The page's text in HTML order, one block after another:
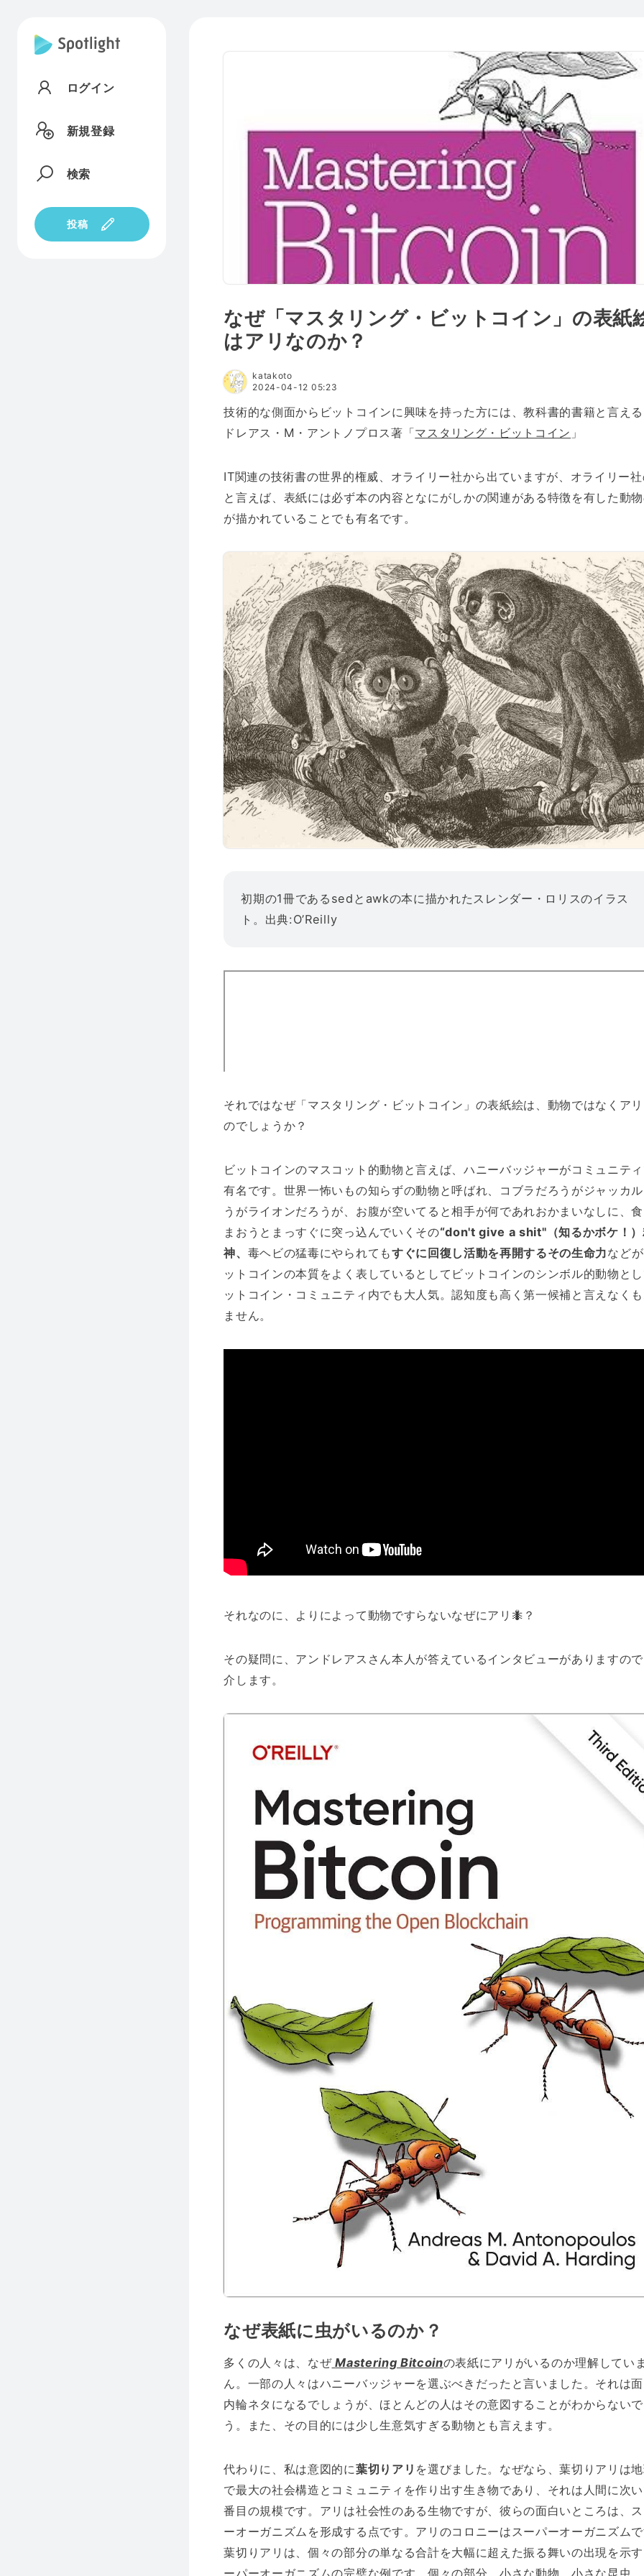
ログイン
新規登録
検索
投稿
なぜ「マスタリング・ビットコイン」の表紙
はアリなのか？
katakoto
2024-04-12 05:23
技術的な側面からビットコインに興味を持った方には、教科書的書籍と言え
ドレアス・M・アントノプロス著「マスタリング・ビットコイン 」
IT関連の技術書の世界的権威、オライリー社から出ていますが、オライリー
と言えば、表紙には必ず本の内容となにがしかの関連がある特徴を有した動
が描かれていることでも有名です。
初期の1冊であるsedとawkの本に描かれたスレンダー・ロリスのイラス
ト。出典:O’Reilly
それではなぜ「マスタリング・ビットコイン」の表紙絵は、動物ではなくア
のでしょうか？
ビットコインのマスコット的動物と言えば、ハニーバッジャーがコミュニテ
有名です。世界一怖いもの知らずの動物と呼ばれ、コブラだろうがジャッカ
うがライオンだろうが、お腹が空いてると相手が何であれおかまいなしに、
まおうとまっすぐに突っ込んでいくその“don't give a shit"（知るかボケ！
神、 毒ヘビの猛毒にやられてもすぐに回復し活動を再開するその生命力など
ットコインの本質をよく表しているとしてビットコインのシンボル的動物と
ットコイン・コミュニティ内でも大人気。認知度も高く第一候補と言えなく
ません。
それなのに、よりによって動物ですらないなぜにアリ🐜？
その疑問に、アンドレアスさん本人が答えているインタビューがありますの
介します。
なぜ表紙に虫がいるのか？
多くの人々は、なぜ Mastering Bitcoinの表紙にアリがいるのか理解してい
ん。一部の人々はハニーバッジャーを選ぶべきだったと言いました。それは
内輪ネタになるでしょうが、ほとんどの人はその意図することがわからない
う。また、その目的には少し生意気すぎる動物とも言えます。
代わりに、私は意図的に葉切りアリ を選びました。なぜなら、葉切りアリは
で最大の社会構造とコミュニティを作り出す生き物であり、それは人間に次
番目の規模です。アリは社会性のある生物ですが、彼らの面白いところは、
ーオーガニズムを形成する点です。アリのコロニーはスーパーオーガニズム
葉切りアリは、個々の部分の単なる合計を大幅に超えた振る舞いの出現を示
ーパーオーガニズムの完璧な例です。個々の部分、小さな動物、小さな昆虫